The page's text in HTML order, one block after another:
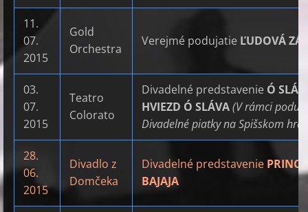
11.
07.
2015
Gold
Orchestra
Verejmé podujatie ĽUDOVÁ
03.
07.
2015
Teatro
Colorato
Divadelné predstavenie Ó
HVIEZD Ó SLÁVA(V rámci
Divadelné piatky na Spišskom
28.
06.
2015
Divadlo z
Domčeka
Divadelné predstavenie PRINC
BAJAJA